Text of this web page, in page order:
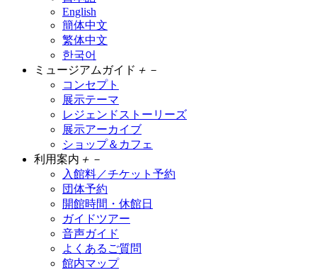
English
簡体中文
繁体中文
한국어
ミュージアムガイド ＋ －
コンセプト
展示テーマ
レジェンドストーリーズ
展示アーカイブ
ショップ＆カフェ
利用案内 ＋ －
入館料／チケット予約
団体予約
開館時間・休館日
ガイドツアー
音声ガイド
よくあるご質問
館内マップ